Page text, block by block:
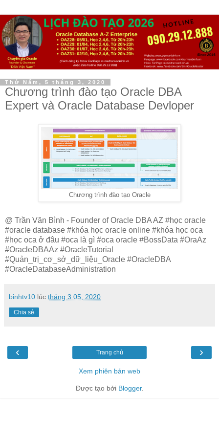
Thứ Năm, 5 tháng 3, 2020
Chương trình đào tạo Oracle DBA
Expert và Oracle Database Devloper
Chương trình đào tạo Oracle
@ Trần Văn Bình - Founder of Oracle DBA AZ #học oracle
#oracle database #khóa học oracle online #khóa học oca
#học oca ở đâu #oca là gì #oca oracle #BossData #OraAz
#OracleDBAAz #OracleTutorial
#Quản_trị_cơ_sở_dữ_liệu_Oracle #OracleDBA
#OracleDatabaseAdministration
binhtv10 lúc tháng 3 05, 2020
Chia sẻ
‹ ›
Trang chủ
Xem phiên bản web
Được tạo bởi Blogger.